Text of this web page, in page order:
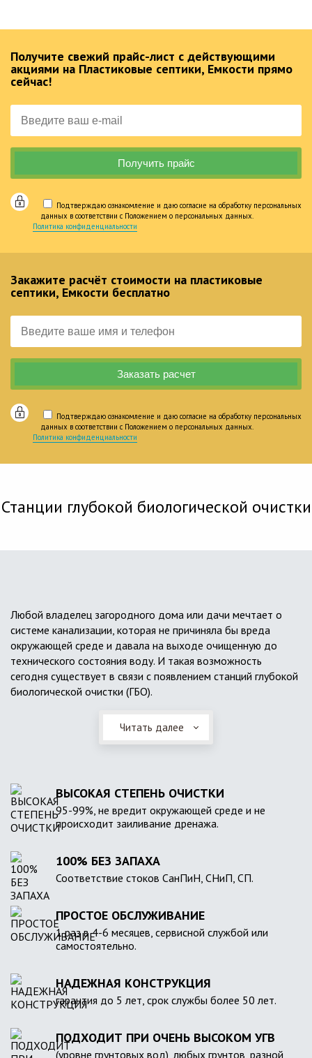
Получите свежий прайс-лист с действующими
акциями на Пластиковые септики, Емкости прямо
сейчас!
Подтверждаю ознакомление и даю согласие на обработку персональных
данных в соответствии с Положением о персональных данных.
Политика конфиденциальности
Закажите расчёт стоимости на пластиковые
септики, Емкости бесплатно
Подтверждаю ознакомление и даю согласие на обработку персональных
данных в соответствии с Положением о персональных данных.
Политика конфиденциальности
Станции глубокой биологической очистки
Любой владелец загородного дома или дачи мечтает о
системе канализации, которая не причиняла бы вреда
окружающей среде и давала на выходе очищенную до
технического состояния воду. И такая возможность
сегодня существует в связи с появлением станций глубокой
биологической очистки (ГБО).
Читать далее
ВЫСОКАЯ СТЕПЕНЬ ОЧИСТКИ
95-99%, не вредит окружающей среде и не
происходит заиливание дренажа.
100% БЕЗ ЗАПАХА
Соответствие стоков СанПиН, СНиП, СП.
ПРОСТОЕ ОБСЛУЖИВАНИЕ
1 раз в 4-6 месяцев, сервисной службой или
самостоятельно.
НАДЕЖНАЯ КОНСТРУКЦИЯ
гарантия до 5 лет, срок службы более 50 лет.
ПОДХОДИТ ПРИ ОЧЕНЬ ВЫСОКОМ УГВ
(уровне грунтовых вод), любых грунтов, разной